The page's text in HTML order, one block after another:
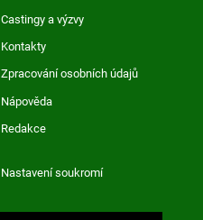
Castingy a výzvy
Kontakty
Zpracování osobních údajů
Nápověda
Redakce
Nastavení soukromí